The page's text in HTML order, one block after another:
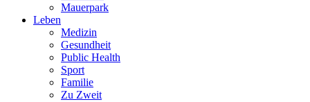
Mauerpark
Leben
Medizin
Gesundheit
Public Health
Sport
Familie
Zu Zweit